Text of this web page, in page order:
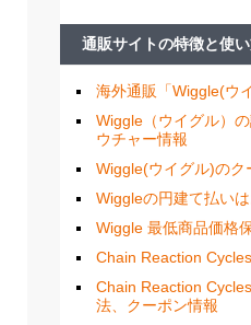
通販サイトの特徴と使
海外通販「Wiggle(ウ
Wiggle（ウイグル）
ウチャー情報
Wiggle(ウイグル)のク
Wiggleの円建て払い
Wiggle 最低商品価格
Chain Reaction
Chain Reaction
法、クーポン情報